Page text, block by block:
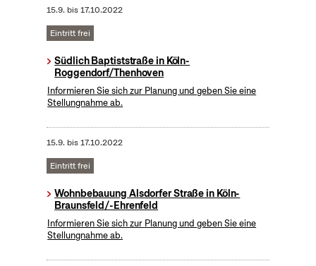
15.9. bis17.10.2022
Eintritt frei
Südlich Baptiststraße in Köln-
Roggendorf/Thenhoven
Informieren Sie sich zur Planung und geben Sie eine
Stellungnahme ab.
15.9. bis17.10.2022
Eintritt frei
Wohnbebauung Alsdorfer Straße in Köln-
Braunsfeld/-Ehrenfeld
Informieren Sie sich zur Planung und geben Sie eine
Stellungnahme ab.